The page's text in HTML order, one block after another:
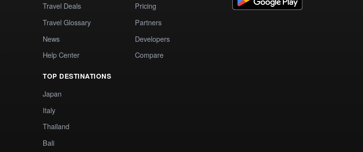
Travel Deals
Travel Glossary
News
Help Center
TOP DESTINATIONS
Japan
Italy
Thailand
Bali
Pricing
Partners
Developers
Compare